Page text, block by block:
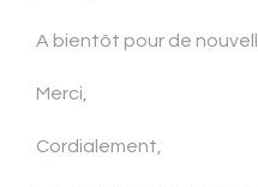
A bientôt pour de
Merci,
Cordialement,